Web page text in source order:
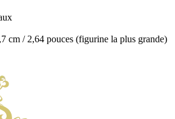
cm / 2,64 pouces (figurine la plus grande)